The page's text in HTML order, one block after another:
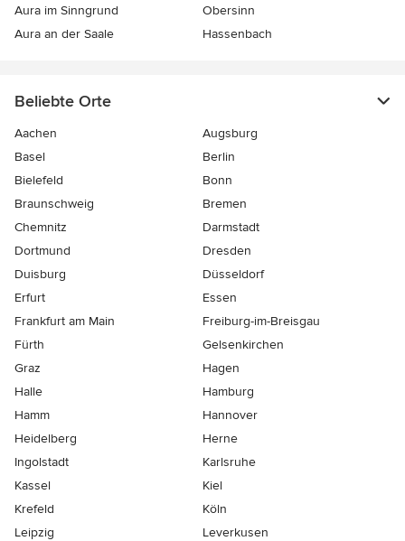
Aura im Sinngrund
Obersinn
Aura an der Saale
Hassenbach
Beliebte Orte
Aachen
Augsburg
Basel
Berlin
Bielefeld
Bonn
Braunschweig
Bremen
Chemnitz
Darmstadt
Dortmund
Dresden
Duisburg
Düsseldorf
Erfurt
Essen
Frankfurt am Main
Freiburg-im-Breisgau
Fürth
Gelsenkirchen
Graz
Hagen
Halle
Hamburg
Hamm
Hannover
Heidelberg
Herne
Ingolstadt
Karlsruhe
Kassel
Kiel
Krefeld
Köln
Leipzig
Leverkusen